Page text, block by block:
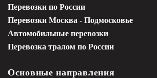
Основные направления
Перевозки по России
Перевозки Москва - Подмосковье
Автомобильные перевозки
Перевозка тралом по России